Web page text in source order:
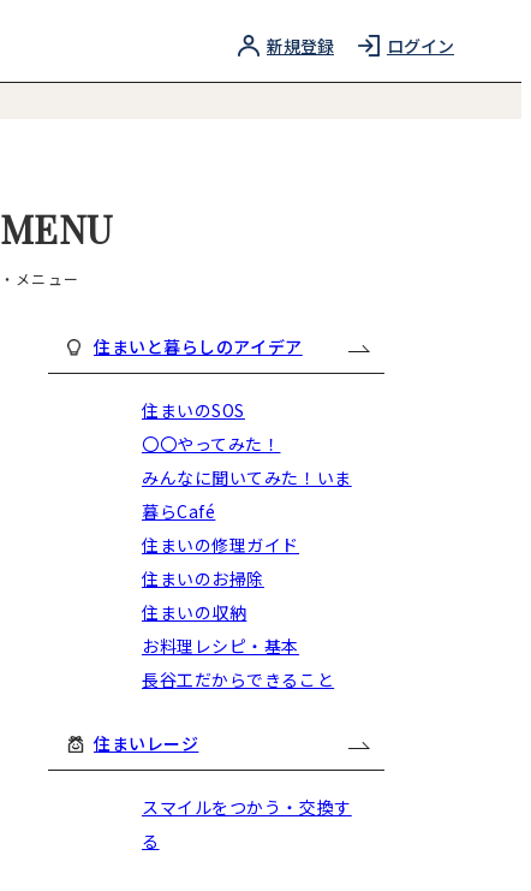
新規登録 ログイン
MENU
・メニュー
住まいと暮らしのアイデア
住まいのSOS
〇〇やってみた！
みんなに聞いてみた！いま
暮らCafé
住まいの修理ガイド
住まいのお掃除
住まいの収納
お料理レシピ・基本
長谷工だからできること
住まいレージ
スマイルをつかう・交換す
る